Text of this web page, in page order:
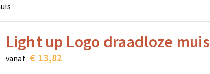
Light up Logo draadloze muis
vanaf € 13,82